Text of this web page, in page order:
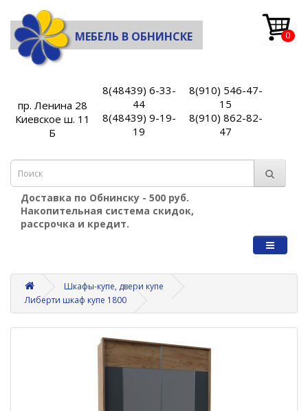
МЕБЕЛЬ В ОБНИНСКЕ 0
пр. Ленина 28
Киевское ш. 11
Б
8(48439) 6-33-
44
8(48439) 9-19-
19
8(910) 546-47-
15
8(910) 862-82-
47
Доставка по Обнинску - 500 руб.
Накопительная система скидок,
рассрочка и кредит.
Шкафы-купе, двери купе
Либерти шкаф купе 1800